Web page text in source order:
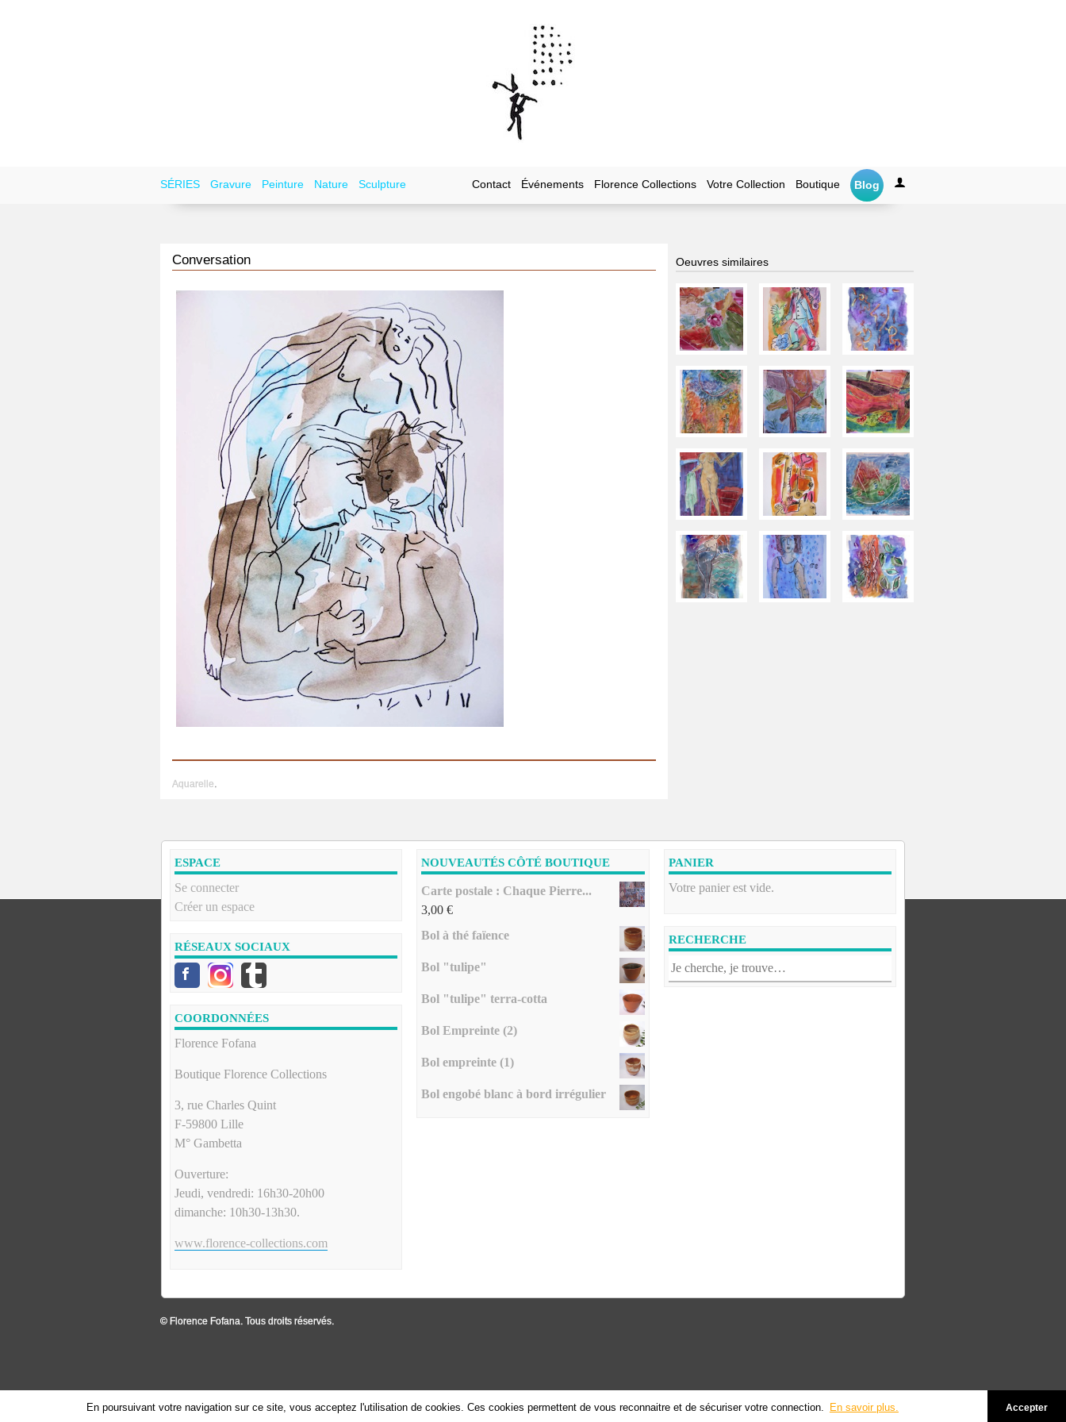
En poursuivant votre navigation sur ce site, vous acceptez l'utilisation de cookies. Ces cookies permettent de vous reconnaitre et de sécuriser votre connection. En savoir plus. Accepter
SÉRIES Gravure Peinture Nature Sculpture Contact Événements Florence Collections Votre Collection Boutique Blog
Conversation
Aquarelle.
Oeuvres similaires
ESPACE
Se connecter
Créer un espace
RÉSEAUX SOCIAUX
COORDONNÉES
Florence Fofana
Boutique Florence Collections
3, rue Charles Quint
F-59800 Lille
M° Gambetta
Ouverture:
Jeudi, vendredi: 16h30-20h00
dimanche: 10h30-13h30.
www.florence-collections.com
NOUVEAUTÉS CÔTÉ BOUTIQUE
Carte postale : Chaque Pierre...
3,00€
Bol à thé faïence
Bol "tulipe"
Bol "tulipe" terra-cotta
Bol Empreinte (2)
Bol empreinte (1)
Bol engobé blanc à bord irrégulier
PANIER
Votre panier est vide.
RECHERCHE
© Florence Fofana. Tous droits réservés.